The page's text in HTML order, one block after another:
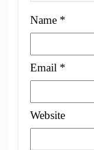
Name *
Email *
Website